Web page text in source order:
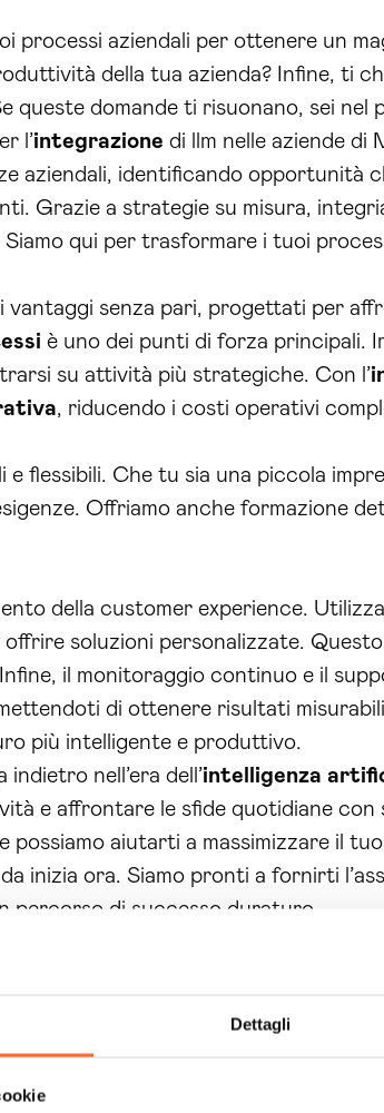
Dettagli
processi aziendali per ottenere un
della tua azienda? Infine, ti
queste domande ti risuonano, sei
l’integrazione di llm nelle aziende
aziendali, identificando opportunità
Grazie a strategie su misura,
qui per trasformare i tuoi
vantaggi senza pari, progettati per
è uno dei punti di forza principali.
su attività più strategiche. Con l’
, riducendo i costi operativi
flessibili. Che tu sia una piccola
Offriamo anche formazione
della customer experience.
soluzioni personalizzate.
il monitoraggio continuo e il
di ottenere risultati
più intelligente e produttivo.
nell’era dell’intelligenza
e affrontare le sfide quotidiane
possiamo aiutarti a massimizzare il tuo
inizia ora. Siamo pronti a fornirti
percorso di successo duraturo.